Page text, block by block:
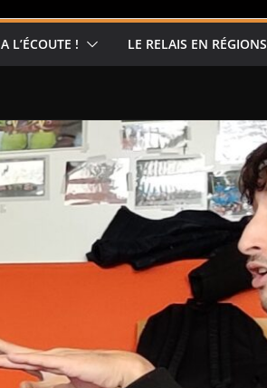
A L’ÉCOUTE ! LE RELAIS EN RÉGIONS